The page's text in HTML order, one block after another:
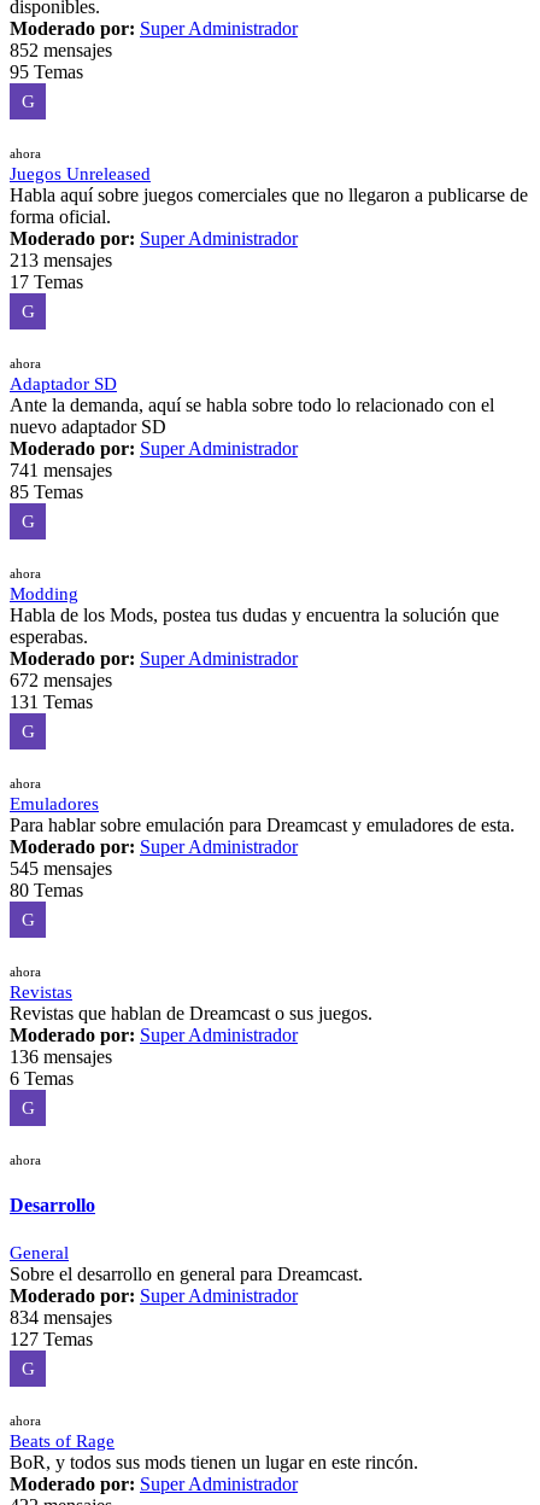
disponibles.
Moderado por: Super Administrador
852 mensajes
95 Temas
G
ahora
Juegos Unreleased
Habla aquí sobre juegos comerciales que no llegaron a publicarse de
forma oficial.
Moderado por: Super Administrador
213 mensajes
17 Temas
G
ahora
Adaptador SD
Ante la demanda, aquí se habla sobre todo lo relacionado con el
nuevo adaptador SD
Moderado por: Super Administrador
741 mensajes
85 Temas
G
ahora
Modding
Habla de los Mods, postea tus dudas y encuentra la solución que
esperabas.
Moderado por: Super Administrador
672 mensajes
131 Temas
G
ahora
Emuladores
Para hablar sobre emulación para Dreamcast y emuladores de esta.
Moderado por: Super Administrador
545 mensajes
80 Temas
G
ahora
Revistas
Revistas que hablan de Dreamcast o sus juegos.
Moderado por: Super Administrador
136 mensajes
6 Temas
G
ahora
Desarrollo
General
Sobre el desarrollo en general para Dreamcast.
Moderado por: Super Administrador
834 mensajes
127 Temas
G
ahora
Beats of Rage
BoR, y todos sus mods tienen un lugar en este rincón.
Moderado por: Super Administrador